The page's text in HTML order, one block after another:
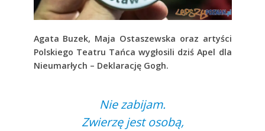
Agata Buzek, Maja Ostaszewska oraz artyści
Polskiego Teatru Tańca wygłosili dziś Apel dla
Nieumarłych – Deklarację Gogh.
Nie zabijam.
Zwierzę jest osobą,